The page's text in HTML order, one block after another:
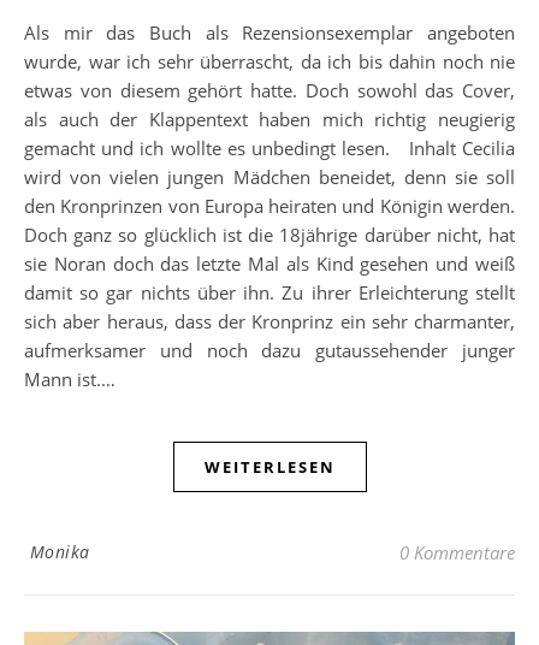
Als mir das Buch als Rezensionsexemplar angeboten
wurde, war ich sehr überrascht, da ich bis dahin noch nie
etwas von diesem gehört hatte. Doch sowohl das Cover,
als auch der Klappentext haben mich richtig neugierig
gemacht und ich wollte es unbedingt lesen. Inhalt Cecilia
wird von vielen jungen Mädchen beneidet, denn sie soll
den Kronprinzen von Europa heiraten und Königin werden.
Doch ganz so glücklich ist die 18jährige darüber nicht, hat
sie Noran doch das letzte Mal als Kind gesehen und weiß
damit so gar nichts über ihn. Zu ihrer Erleichterung stellt
sich aber heraus, dass der Kronprinz ein sehr charmanter,
aufmerksamer und noch dazu gutaussehender junger
Mann ist.…
WEITERLESEN
Monika 0 Kommentare